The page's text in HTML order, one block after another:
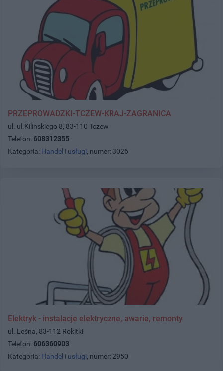
PRZEPROWADZKI-TCZEW-KRAJ-ZAGRANICA
ul. ul.Kilinskiego 8, 83-110 Tczew
Telefon: 608312355
Kategoria: Handel i usługi, numer: 3026
Elektryk - instalacje elektryczne, awarie, remonty
ul. Leśna, 83-112 Rokitki
Telefon: 606360903
Kategoria: Handel i usługi, numer: 2950